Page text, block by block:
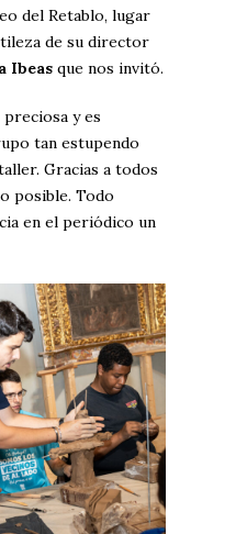
del Retablo, lugar
de su director
Ibeas que nos invitó.
y es
tan estupendo
Gracias a todos
posible. Todo
en el periódico un